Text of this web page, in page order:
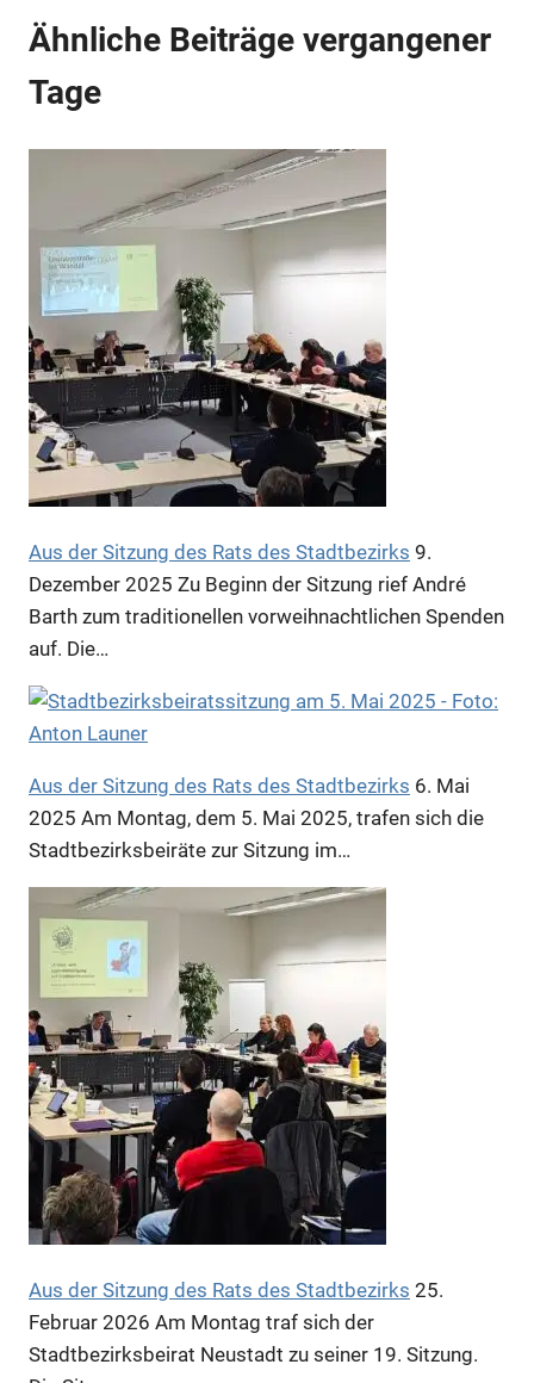
Anzeige
Anzeige
Anzeige
Anzeige
Anzeige
Anzeige
Ähnliche Beiträge vergangener
Tage
Aus der Sitzung des Rats des Stadtbezirks 9.
Dezember 2025 Zu Beginn der Sitzung rief André
Barth zum traditionellen vorweihnachtlichen Spenden
auf. Die…
Aus der Sitzung des Rats des Stadtbezirks 6. Mai
2025 Am Montag, dem 5. Mai 2025, trafen sich die
Stadtbezirksbeiräte zur Sitzung im…
Aus der Sitzung des Rats des Stadtbezirks 25.
Februar 2026 Am Montag traf sich der
Stadtbezirksbeirat Neustadt zu seiner 19. Sitzung.